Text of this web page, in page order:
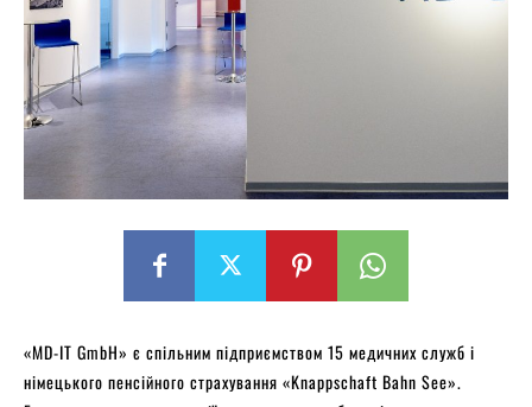
«MD-IT GmbH» є спільним підприємством 15 медичних служб і
німецького пенсійного страхування «Knappschaft Bahn See».